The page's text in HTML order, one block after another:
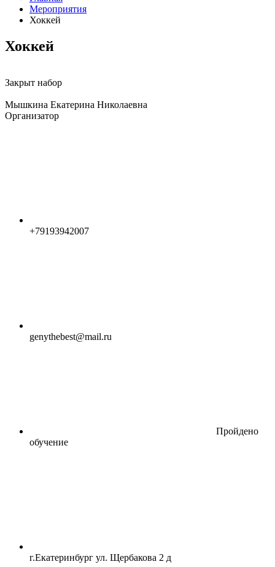
Мероприятия
Хоккей
Хоккей
Закрыт набор
Мышкина Екатерина Николаевна
Организатор
+79193942007
genythebest@mail.ru
Пройдено
обучение
г.Екатеринбург ул. Щербакова 2 д